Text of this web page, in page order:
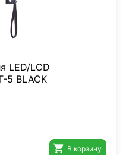
LED/LCD
5 BLACK
 В корзину